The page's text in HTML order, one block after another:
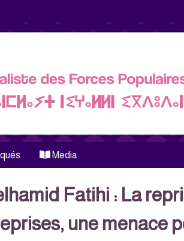
Media
Fatihi : La
une menace